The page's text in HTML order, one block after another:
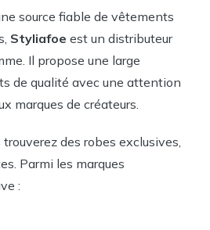
source fiable de vêtements
Styliafoe est un distributeur
Il propose une large
de qualité avec une attention
marques de créateurs.
des robes exclusives,
Parmi les marques
: